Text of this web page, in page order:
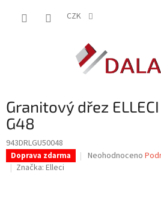
CZK
Granitový dřez
G48
943DRLGU50048
Doprava zdarma
Průměrné
Neohodnoceno
Značka: Elleci